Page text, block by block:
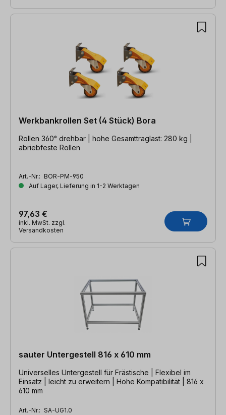
Werkbankrollen Set (4 Stück) Bora
Rollen 360° drehbar | hohe Gesamttraglast: 280 kg |
abriebfeste Rollen
Art.-Nr.: BOR-PM-950
Auf Lager, Lieferung in 1-2 Werktagen
97,63 €
inkl. MwSt. zzgl.
Versandkosten
sauter Untergestell 816 x 610 mm
Universelles Untergestell für Frästische | Flexibel im
Einsatz | leicht zu erweitern | Hohe Kompatibilität | 816 x
610 mm
Art.-Nr.: SA-UG1.0